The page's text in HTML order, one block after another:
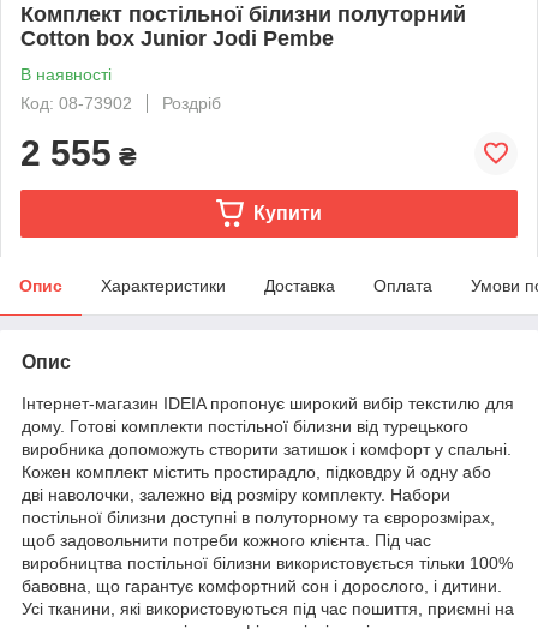
Комплект постільної білизни полуторний
Cotton box Junior Jodi Pembe
В наявності
Код: 08-73902
Роздріб
2 555 ₴
Купити
Опис Характеристики Доставка Оплата Умови
Опис
Інтернет-магазин IDEIA пропонує широкий вибір текстилю для
дому. Готові комплекти постільної білизни від турецького
виробника допоможуть створити затишок і комфорт у спальні.
Кожен комплект містить простирадло, підковдру й одну або
дві наволочки, залежно від розміру комплекту. Набори
постільної білизни доступні в полуторному та євророзмірах,
щоб задовольнити потреби кожного клієнта. Під час
виробництва постільної білизни використовується тільки 100%
бавовна, що гарантує комфортний сон і дорослого, і дитини.
Усі тканини, які використовуються під час пошиття, приємні на